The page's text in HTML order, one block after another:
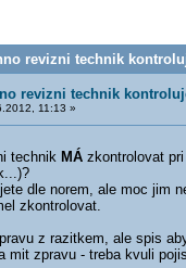
revizni technik
revizni technik
11:13 »
technikMÁ zkontrolovat
dle norem, ale moc jim
zkontrolovat.
z razitkem, ale spis
mit zpravu - treba kvuli